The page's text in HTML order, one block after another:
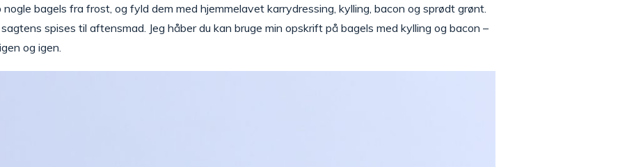
bagels fra frost, og fyld dem med hjemmelavet karrydressing, kylling, bacon og sprødt grønt.
spises til aftensmad. Jeg håber du kan bruge min opskrift på bagels med kylling og bacon –
og igen.